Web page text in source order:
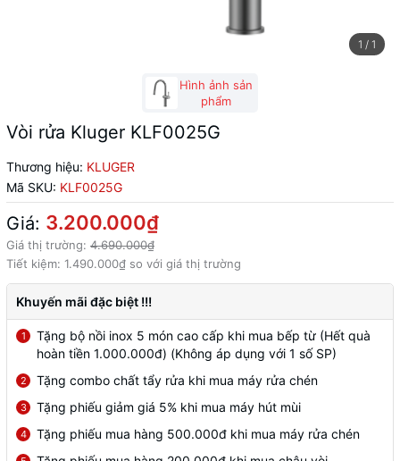
1 / 1
Hình ảnh sản
phẩm
Vòi rửa Kluger KLF0025G
Thương hiệu: KLUGER
Mã SKU: KLF0025G
Giá: 3.200.000₫
Giá thị trường: 4.690.000₫
Tiết kiệm: 1.490.000₫ so với giá thị trường
Khuyến mãi đặc biệt !!!
1
Tặng bộ nồi inox 5 món cao cấp khi mua bếp từ (Hết quà
hoàn tiền 1.000.000đ) (Không áp dụng với 1 số SP)
2 Tặng combo chất tẩy rửa khi mua máy rửa chén
3 Tặng phiếu giảm giá 5% khi mua máy hút mùi
4 Tặng phiếu mua hàng 500.000đ khi mua máy rửa chén